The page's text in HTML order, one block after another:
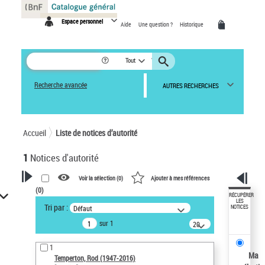
Espace personnel Aide Une question ? Historique
Tout
Recherche avancée AUTRES RECHERCHES
Accueil Liste de notices d’autorité
1 Notices d'autorité
VOTRE RECHERCHE
Recherche avancée dans les
notices d’autorité
Œuvres liées à l'auteur :
Temperton, Rod (1947-2016)
Voir la sélection (0) Ajouter à mes références
(0)
Tri par : Défaut
sur 1
20
résultats/page
1
Temperton, Rod (1947-2016)
RÉCUPÉRER
LES
NOTICES
Ma
Panneau de gestion des cookies